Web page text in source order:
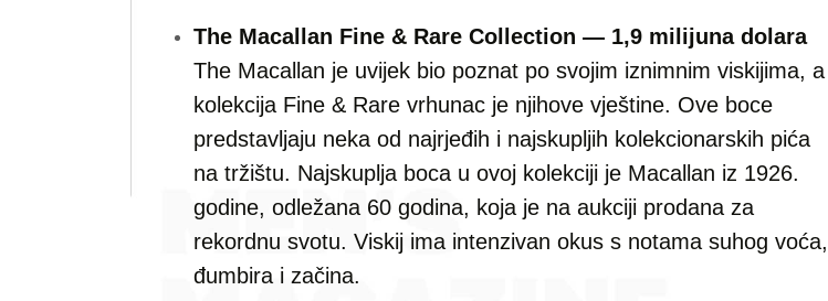
The Macallan Fine & Rare Collection — 1,9 milijuna dolara
The Macallan je uvijek bio poznat po svojim iznimnim viskijima, a
kolekcija Fine & Rare vrhunac je njihove vještine. Ove boce
predstavljaju neka od najrjeđih i najskupljih kolekcionarskih pića
na tržištu. Najskuplja boca u ovoj kolekciji je Macallan iz 1926.
godine, odležana 60 godina, koja je na aukciji prodana za
rekordnu svotu. Viskij ima intenzivan okus s notama suhog voća,
đumbira i začina.